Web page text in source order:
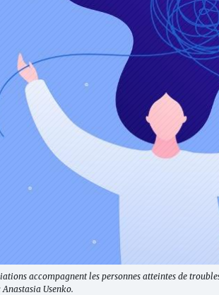
accompagnent les personnes atteintes de
Usenko.